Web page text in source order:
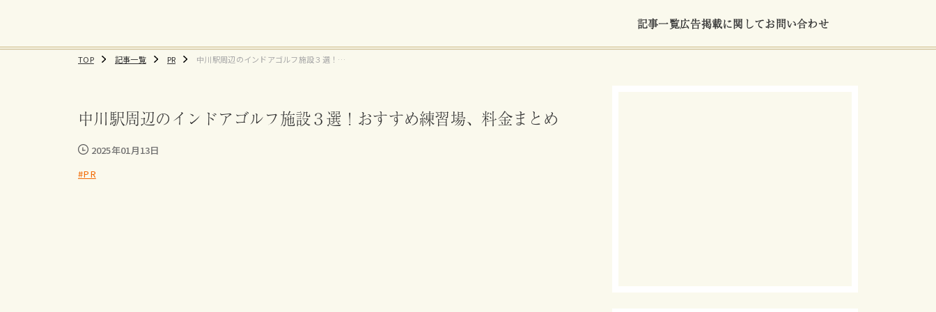
記事一覧広告掲載に関してお問い合わせ
TOP 記事一覧 PR
中川駅周辺のインドアゴルフ施設３選！お
中川駅周辺のインドアゴルフ施設３選！おすすめ練習場、料金まとめ
2025年01月13日
#PR